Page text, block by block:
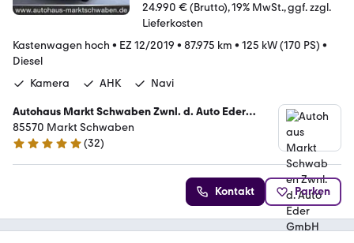
24.990 € (Brutto) 19% MwSt. ggf. zzgl.
Lieferkosten
Kastenwagen hoch • EZ 12/2019 • 87.975 km • 125 kW (170 PS) •
Diesel
Kamera
AHK Navi
Autohaus Markt Schwaben Zwnl. d. Auto Eder
GmbH
85570 Markt Schwaben
5 Sterne
(32)
Kontakt Parken